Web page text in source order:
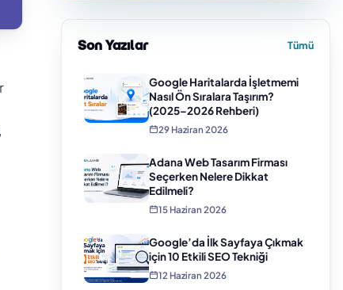
Son Yazılar Tümü
Google Haritalarda İşletmemi
Nasıl Ön Sıralara Taşırım?
(2025–2026 Rehberi)
29 Haziran 2026
Adana Web Tasarım Firması
Seçerken Nelere Dikkat
Edilmeli?
15 Haziran 2026
Google’da İlk Sayfaya Çıkmak
için 10 Etkili SEO Tekniği
12 Haziran 2026